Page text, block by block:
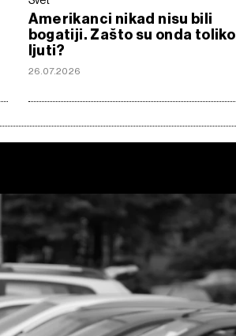
Amerikanci nikad nisu bili
bogatiji. Zašto su onda toliko
ljuti?
26.07.2026